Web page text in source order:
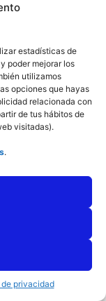
estadísticas de
poder mejorar los
utilizamos
opciones que hayas
relacionada con
de tus hábitos de
visitadas).
.
privacidad